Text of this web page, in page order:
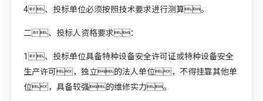
4、投标单位必须按照技术要求进行测算。
二、投标人资格要求：
1、投标单位具备特种设备安全许可证或特种设备安全
生产许可，独立的法人单位，不得挂靠其他单
位，具备较强的维修实力。